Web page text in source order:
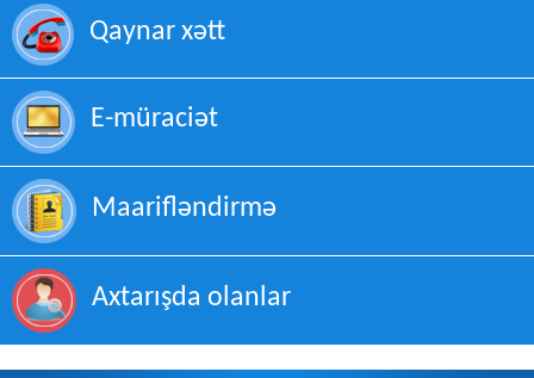
Qaynar xətt
E-müraciət
Maarifləndirmə
Axtarışda olanlar